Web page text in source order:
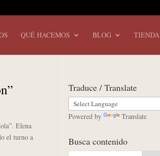
QUÉ HACEMOS BLOG TIENDA
Elena
el turno a
Traduce / Translate
Powered by Translate
Busca contenido